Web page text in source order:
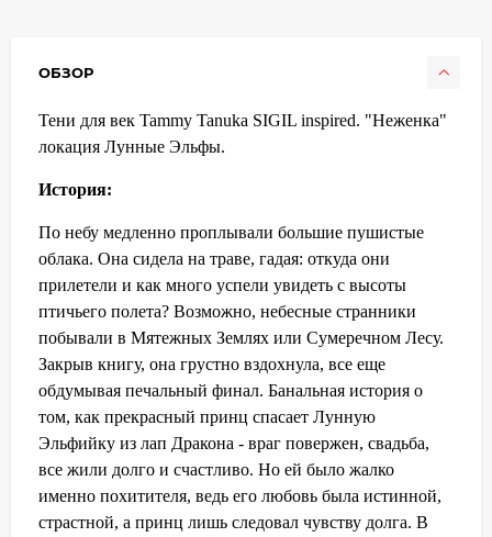
ОБЗОР
Тени для век Tammy Tanuka SIGIL inspired. "Неженка"
локация Лунные Эльфы.
История:
По небу медленно проплывали большие пушистые
облака. Она сидела на траве, гадая: откуда они
прилетели и как много успели увидеть с высоты
птичьего полета? Возможно, небесные странники
побывали в Мятежных Землях или Сумеречном Лесу.
Закрыв книгу, она грустно вздохнула, все еще
обдумывая печальный финал. Банальная история о
том, как прекрасный принц спасает Лунную
Эльфийку из лап Дракона - враг повержен, свадьба,
все жили долго и счастливо. Но ей было жалко
именно похитителя, ведь его любовь была истинной,
страстной, а принц лишь следовал чувству долга. В